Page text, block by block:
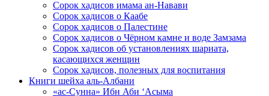
Сорок хадисов имама ан-Навави
Сорок хадисов о Каабе
Сорок хадисов о Палестине
Сорок хадисов о Чёрном камне и воде Замзама
Сорок хадисов об установлениях шариата,
касающихся женщин
Сорок хадисов, полезных для воспитания
Книги шейха аль-Албани
«ас-Сунна» Ибн Аби ‘Асыма